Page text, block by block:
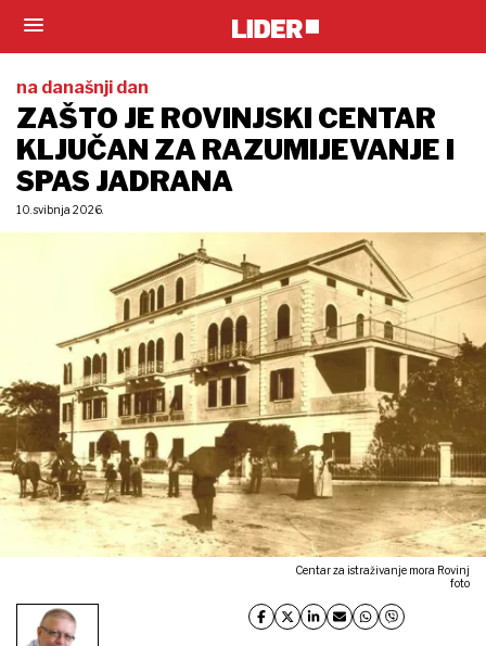
na današnji dan
ZAŠTO JE ROVINJSKI CENTAR
KLJUČAN ZA RAZUMIJEVANJE I
SPAS JADRANA
10. svibnja 2026.
Centar za istraživanje mora Rovinj
foto